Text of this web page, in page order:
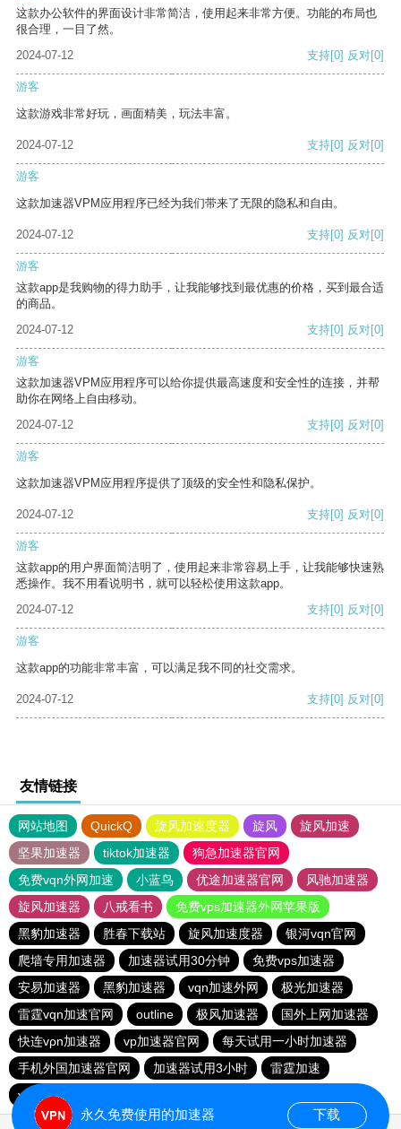
这款办公软件的界面设计非常简洁，使用起来非常方便。功能的布局也
很合理，一目了然。
2024-07-12
支持[0] 反对[0]
游客
这款游戏非常好玩，画面精美，玩法丰富。
2024-07-12 支持[0] 反对[0]
游客
这款加速器VPM应用程序已经为我们带来了无限的隐私和自由。
2024-07-12 支持[0] 反对[0]
游客
这款app是我购物的得力助手，让我能够找到最优惠的价格，买到最合适
的商品。
2024-07-12
支持[0] 反对[0]
游客
这款加速器VPM应用程序可以给你提供最高速度和安全性的连接，并帮
助你在网络上自由移动。
2024-07-12
支持[0] 反对[0]
游客
这款加速器VPM应用程序提供了顶级的安全性和隐私保护。
2024-07-12 支持[0] 反对[0]
游客
这款app的用户界面简洁明了，使用起来非常容易上手，让我能够快速熟
悉操作。我不用看说明书，就可以轻松使用这款app。
2024-07-12
支持[0] 反对[0]
游客
这款app的功能非常丰富，可以满足我不同的社交需求。
2024-07-12 支持[0] 反对[0]
友情链接
网站地图 QuickQ 旋风加速度器 旋风
旋风加速
坚果加速器
tiktok加速器
狗急加速器官网
免费vqn外网加速
小蓝鸟 优途加速器官网
风驰加速器
旋风加速器
八戒看书
免费vps加速器外网苹果版
黑豹加速器
胜春下载站 旋风加速度器
银河vqn官网
爬墙专用加速器
加速器试用30分钟
免费vps加速器
安易加速器
黑豹加速器 vqn加速外网
极光加速器
雷霆vqn加速官网
outline 极风加速器
国外上网加速器
快连vρn加速器
vp加速器官网
每天试用一小时加速器
手机外国加速器官网
加速器试用3小时
雷霆加速
vp加速器官网
永久免费使用的加速器 下载